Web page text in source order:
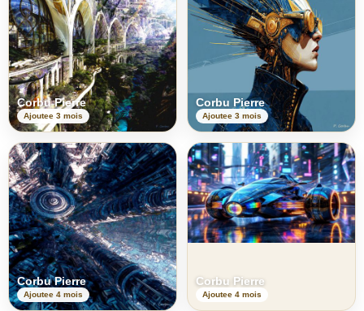
Corbu Pierre
Ajoutee 3 mois
Corbu Pierre
Ajoutee 3 mois
Corbu Pierre
Ajoutee 4 mois
Corbu Pierre
Ajoutee 4 mois